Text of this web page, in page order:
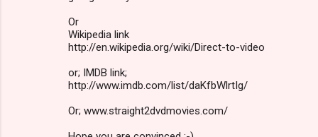
Or
Wikipedia link
http://en.wikipedia.org/wiki/Direct-to-video
or; IMDB link;
http://www.imdb.com/list/daKfbWlrtIg/
Or; www.straight2dvdmovies.com/